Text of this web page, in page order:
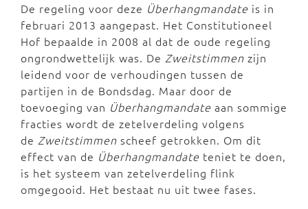
De regeling voor deze Überhangmandate is in
februari 2013 aangepast. Het Constitutioneel
Hof bepaalde in 2008 al dat de oude regeling
ongrondwettelijk was. De Zweitstimmen zijn
leidend voor de verhoudingen tussen de
partijen in de Bondsdag. Maar door de
toevoeging van Überhangmandate aan sommige
fracties wordt de zetelverdeling volgens
de Zweitstimmen scheef getrokken. Om dit
effect van de Überhangmandate teniet te doen,
is het systeem van zetelverdeling flink
omgegooid. Het bestaat nu uit twee fases.